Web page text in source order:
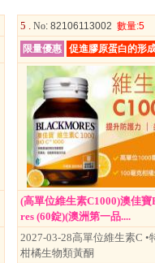
5 . No: 82106113002 數量:5
限量優惠
促進膠原蛋白的形
(高單位維生素C1000)澳佳
res (60錠)(澳洲第一品....
2027-03-28高單位維生素C •
柑橘生物類黃酮